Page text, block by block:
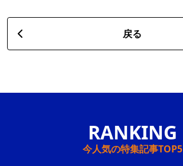
戻る
今人気の特集記事TOP5